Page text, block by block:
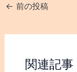
← 前の投稿
関連記事